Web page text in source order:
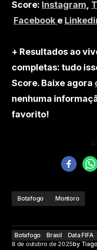
Score: Instagram,
Facebook e
+ Resultados ao
completas: tudo
Score. Baixe agora
nenhuma
favorito!
Botafogo Montoro
Botafogo Brasil Data FIFA
8 de outubro de 2025by